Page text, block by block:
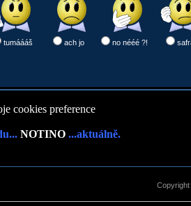
tumáááš ach jo no nééé ?!
cookies preference
NOTINO ...aktuálně.